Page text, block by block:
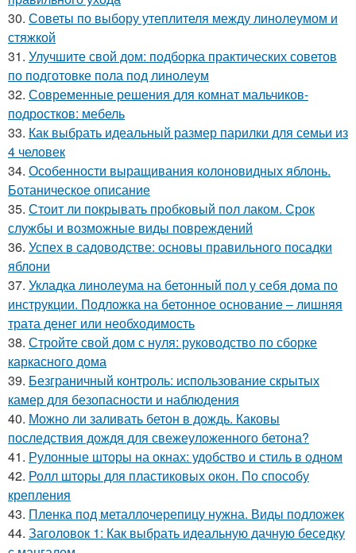
30. Советы по выбору утеплителя между линолеумом и
стяжкой
31. Улучшите свой дом: подборка практических советов
по подготовке пола под линолеум
32. Современные решения для комнат мальчиков-
подростков: мебель
33. Как выбрать идеальный размер парилки для семьи из
4 человек
34. Особенности выращивания колоновидных яблонь.
Ботаническое описание
35. Стоит ли покрывать пробковый пол лаком. Срок
службы и возможные виды повреждений
36. Успех в садоводстве: основы правильного посадки
яблони
37. Укладка линолеума на бетонный пол у себя дома по
инструкции. Подложка на бетонное основание – лишняя
трата денег или необходимость
38. Стройте свой дом с нуля: руководство по сборке
каркасного дома
39. Безграничный контроль: использование скрытых
камер для безопасности и наблюдения
40. Можно ли заливать бетон в дождь. Каковы
последствия дождя для свежеуложенного бетона?
41. Рулонные шторы на окнах: удобство и стиль в одном
42. Ролл шторы для пластиковых окон. По способу
крепления
43. Пленка под металлочерепицу нужна. Виды подложек
44. Заголовок 1: Как выбрать идеальную дачную беседку